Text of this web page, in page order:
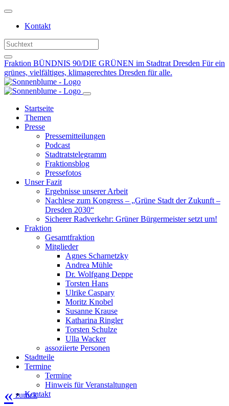
Weiter
Inhalt
Kontakt
Fraktion BÜNDNIS 90/DIE GRÜNEN im Stadtrat Dresden Für ein
grünes, vielfältiges, klimagerechtes Dresden für alle.
Startseite
Themen
Presse
Pressemitteilungen
Podcast
Stadtratstelegramm
Fraktionsblog
Pressefotos
Unser Fazit
Ergebnisse unserer Arbeit
Nachlese zum Kongress – „Grüne Stadt der Zukunft –
Dresden 2030“
Sicherer Radverkehr: Grüner Bürgermeister setzt um!
Fraktion
Gesamtfraktion
Mitglieder
Agnes Scharnetzky
Andrea Mühle
Dr. Wolfgang Deppe
Torsten Hans
Ulrike Caspary
Moritz Knobel
Susanne Krause
Katharina Ringler
Torsten Schulze
Ulla Wacker
assoziierte Personen
Stadtteile
Termine
Termine
Hinweis für Veranstaltungen
Kontakt
« zurück